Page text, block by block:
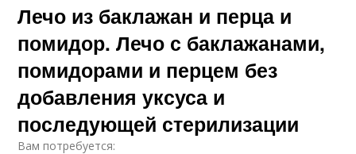
Баклажаны в
томатной заливке
Лечо из баклажан и перца и
помидор. Лечо с баклажанами,
помидорами и перцем без
добавления уксуса и
последующей стерилизации
Вам потребуется: